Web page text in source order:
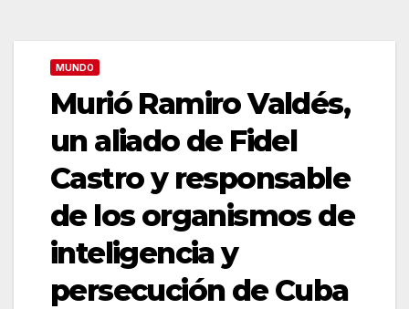
MUNDO
Murió Ramiro Valdés,
un aliado de Fidel
Castro y responsable
de los organismos de
inteligencia y
persecución de Cuba